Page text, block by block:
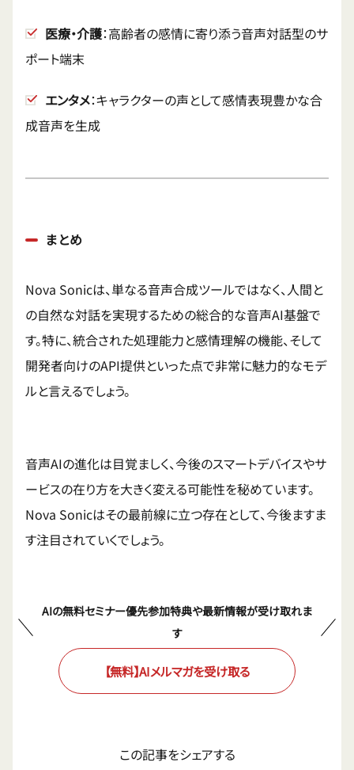
医療・介護：高齢者の感情に寄り添う音声対話型のサ
ポート端末
エンタメ：キャラクターの声として感情表現豊かな合
成音声を生成
まとめ
Nova Sonicは、単なる音声合成ツールではなく、人間と
の自然な対話を実現するための総合的な音声AI基盤で
す。特に、統合された処理能力と感情理解の機能、そして
開発者向けのAPI提供といった点で非常に魅力的なモデ
ルと言えるでしょう。
音声AIの進化は目覚ましく、今後のスマートデバイスやサ
ービスの在り方を大きく変える可能性を秘めています。
Nova Sonicはその最前線に立つ存在として、今後ますま
す注目されていくでしょう。
AIの無料セミナー優先参加特典や最新情報が受け取れま
す
【無料】AIメルマガを受け取る
この記事をシェアする